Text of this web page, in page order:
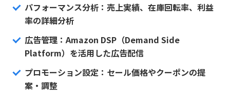
パフォーマンス分析：売上実績、在庫回転率、利益
率の詳細分析
広告管理：Amazon DSP（Demand Side
Platform）を活用した広告配信
プロモーション設定：セール価格やクーポンの提
案・調整